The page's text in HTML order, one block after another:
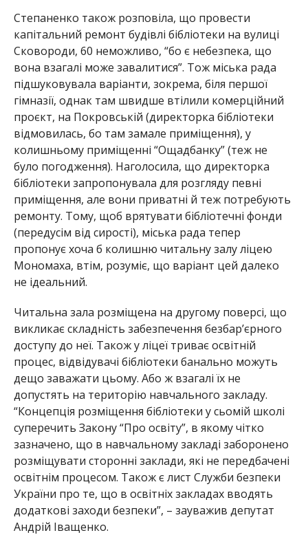
Степаненко також розповіла, що провести
капітальний ремонт будівлі бібліотеки на вулиці
Сковороди, 60 неможливо, “бо є небезпека, що
вона взагалі може завалитися”. Тож міська рада
підшуковувала варіанти, зокрема, біля першої
гімназії, однак там швидше втілили комерційний
проєкт, на Покровській (директорка бібліотеки
відмовилась, бо там замале приміщення), у
колишньому приміщенні “Ощадбанку” (теж не
було погодження). Наголосила, що директорка
бібліотеки запропонувала для розгляду певні
приміщення, але вони приватні й теж потребують
ремонту. Тому, щоб врятувати бібліотечні фонди
(передусім від сирості), міська рада тепер
пропонує хоча б колишню читальну залу ліцею
Мономаха, втім, розуміє, що варіант цей далеко
не ідеальний.
Читальна зала розміщена на другому поверсі, що
викликає складність забезпечення безбар’єрного
доступу до неї. Також у ліцеї триває освітній
процес, відвідувачі бібліотеки банально можуть
дещо заважати цьому. Або ж взагалі їх не
допустять на територію навчального закладу.
“Концепція розміщення бібліотеки у сьомій школі
суперечить Закону “Про освіту”, в якому чітко
зазначено, що в навчальному закладі заборонено
розміщувати сторонні заклади, які не передбачені
освітнім процесом. Також є лист Служби безпеки
України про те, що в освітніх закладах вводять
додаткові заходи безпеки”, – зауважив депутат
Андрій Іващенко.